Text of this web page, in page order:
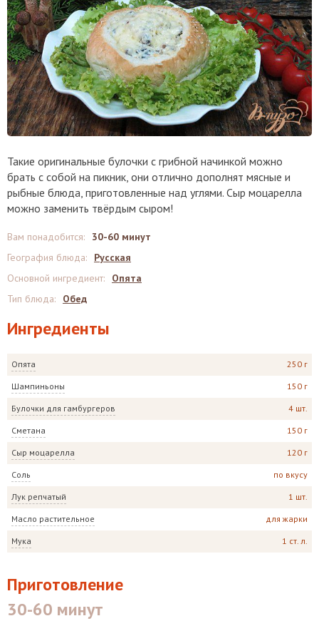
Такие оригинальные булочки с грибной начинкой можно
брать с собой на пикник, они отлично дополнят мясные и
рыбные блюда, приготовленные над углями. Сыр моцарелла
можно заменить твёрдым сыром!
Ингредиенты
Опята 250 г
Шампиньоны 150 г
Булочки для гамбургеров 4 шт.
Сметана 150 г
Сыр моцарелла 120 г
Соль по вкусу
Лук репчатый 1 шт.
Масло растительное для жарки
Мука 1 ст. л.
Вам понадобится:
30-60 минут
География блюда:
Русская
Основной ингредиент:
Опята
Тип блюда: Обед
Приготовление
30-60 минут